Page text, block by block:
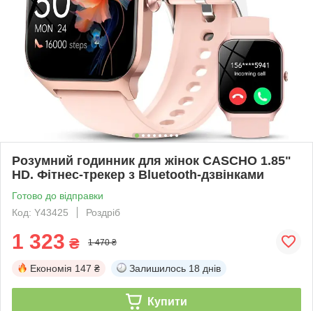
Розумний годинник для жінок CASCHO 1.85"
HD. Фітнес-трекер з Bluetooth-дзвінками
Готово до відправки
Код: Y43425
Роздріб
1 323 ₴ 1 470 ₴
Економія 147 ₴ Залишилось 18 днів
Купити